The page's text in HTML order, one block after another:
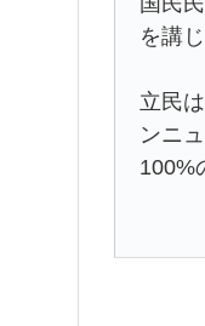
を講
立民
ンニ
100%